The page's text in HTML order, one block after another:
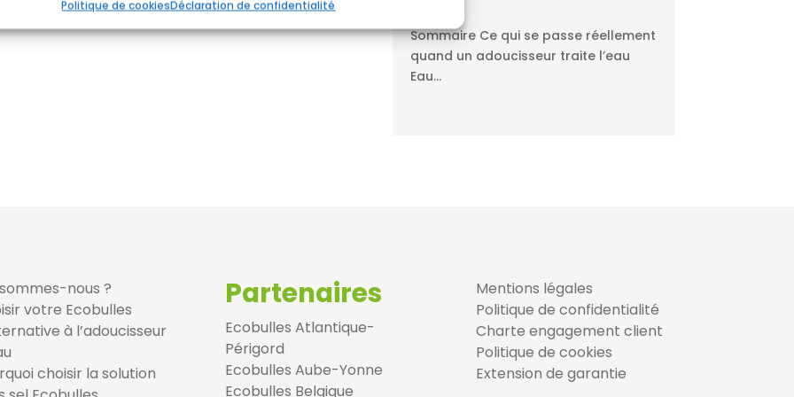
Politique de cookiesDéclaration de confidentialité
Sommaire Ce qui se passe réellement
quand un adoucisseur traite l’eau
Eau...
nous ?
votre Ecobulles
à l’adoucisseur
choisir la solution
Partenaires
Ecobulles Atlantique-
Périgord
Ecobulles Aube-Yonne
Ecobulles Belgique
Mentions légales
Politique de confidentialité
Charte engagement client
Politique de cookies
Extension de garantie